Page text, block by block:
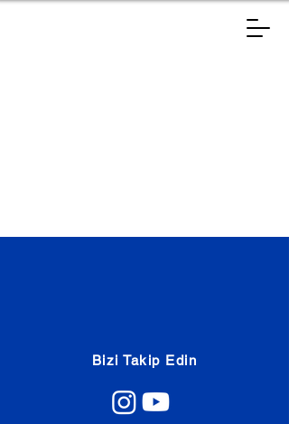
Bizi Takip Edin